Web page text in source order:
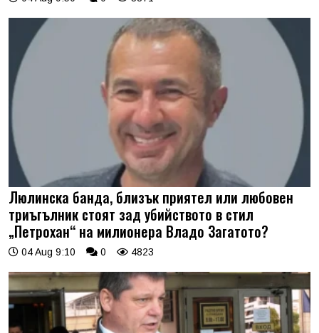
Люлинска банда, близък приятел или любовен
триъгълник стоят зад убийството в стил
„Петрохан“ на милионера Владо Загатото?
04 Aug 9:10 0 4823